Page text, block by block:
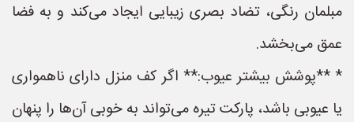
مبلمان رنگی، تضاد بصری زیبایی ایجاد می‌کند و به فضا
عمق می‌بخشد.
* **پوشش بیشتر عیوب:** اگر کف منزل دارای ناهمواری
یا عیوبی باشد، پارکت تیره می‌تواند به خوبی آن‌ها را پنهان